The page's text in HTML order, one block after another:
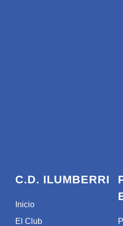
C.D. ILUMBERRI
Inicio
El Club